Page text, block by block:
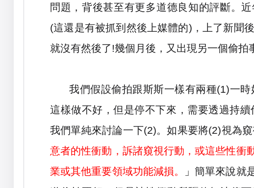
問題，背後甚至有更多道德良知的評斷。
(這還是有被抓到然後上媒體的) ，上了新聞
就沒有然後了!幾個月後，又出現另一個偷拍
我們假設偷拍跟斯斯一樣有兩種(1)一時
這樣做不好，但是停不下來，需要透過持續
我們單純來討論一下(2)。如果要將(2)視為
意者的性衝動，訴諸窺視行動，或這些性衝
業或其他重要領域功能減損。
」簡單來說就